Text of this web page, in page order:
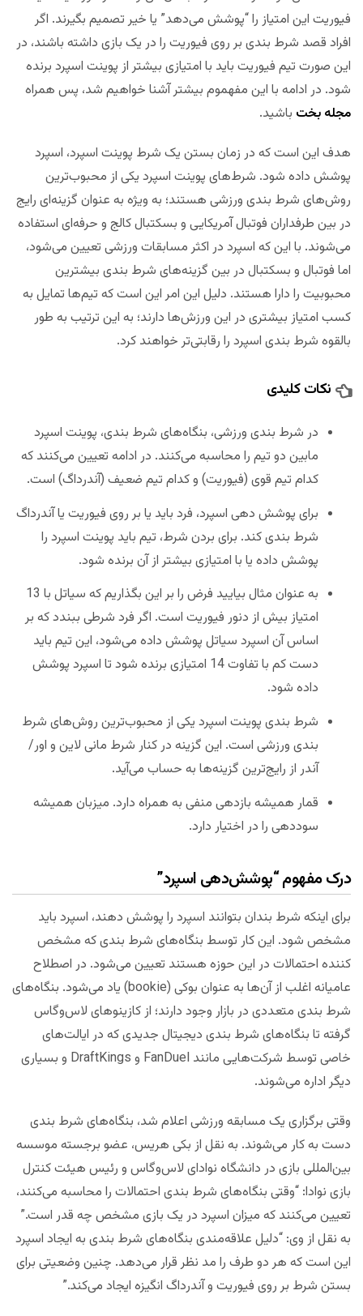
فیوریت این امتیاز را “پوشش می‌دهد” یا خیر تصمیم بگیرند. اگر
افراد قصد شرط بندی بر روی فیوریت را در یک بازی داشته باشند، در
این صورت تیم فیوریت باید با امتیازی بیشتر از پوینت اسپرد برنده
شود. در ادامه با این مفهموم بیشتر آشنا خواهیم شد، پس همراه
مجله بخت باشید.
هدف این است که در زمان بستن‌ یک شرط پوینت اسپرد، اسپرد
پوشش داده‌ شود. شرط‌های پوینت اسپرد یکی از محبوب‌ترین
روش‌های شرط بندی ورزشی هستند؛ به ویژه به عنوان گزینه‌‌ای رایج
در بین طرفداران فوتبال آمریکایی و بسکتبال کالج و حرفه‌ای استفاده
می‌شوند. با این که اسپرد در اکثر مسابقات ورزشی تعیین می‌شود،
اما فوتبال و بسکتبال در بین گزینه‌های شرط بندی بیشترین
محبوبیت را دارا هستند. دلیل این امر این است که تیم‌ها تمایل به
کسب امتیاز بیشتری در این ورزش‌ها دارند؛ به این ترتیب به طور
بالقوه شرط بندی اسپرد را رقابتی‌تر خواهند کرد.
نکات کلیدی
در شرط بندی ورزشی، بنگاه‌های شرط بندی، پوینت اسپرد
مابین دو تیم را محاسبه می‌کنند. در ادامه تعیین می‌کنند که
کدام تیم قوی (فیوریت) و کدام تیم ضعیف (آندرداگ) است.
برای پوشش دهی اسپرد، فرد باید یا بر روی فیوریت یا آندرداگ
شرط بندی کند. برای بردن‌ شرط، تیم باید پوینت اسپرد را
پوشش داده‌ یا با امتیازی بیشتر از آن برنده شود.
به عنوان مثال بیایید فرض را بر این بگذاریم که سیاتل با 13
امتیاز بیش از دنور فیوریت است. اگر فرد شرطی ببندد که بر
اساس آن اسپرد سیاتل پوشش داده‌ می‌شود، این تیم باید
دست کم با تفاوت 14 امتیازی برنده شود تا اسپرد پوشش
داده‌ شود.
شرط بندی پوینت اسپرد یکی از محبوب‌ترین روش‌های شرط
بندی ورزشی است. این گزینه در کنار شرط مانی لاین و اور/
آندر از رایج‌ترین گزینه‌ها به حساب می‌آید.
قمار همیشه بازدهی منفی به همراه دارد. میزبان همیشه
سوددهی را در اختیار دارد.
درک مفهوم “پوشش‌دهی اسپرد”
برای اینکه شرط بندان بتوانند اسپرد را پوشش دهند، اسپرد باید
مشخص شود. این کار توسط بنگاه‌های شرط بندی که مشخص
کننده احتمالات در این حوزه هستند تعیین می‌شود. در اصطلاح
عامیانه اغلب از آن‌ها به عنوان بوکی (bookie) یاد می‌شود. بنگاه‌های
شرط بندی متعددی در بازار وجود دارند؛ از کازینوهای لاس‌وگاس
گرفته‌ تا بنگاه‌های شرط بندی دیجیتال جدیدی که در ایالت‌های
خاصی توسط شرکت‌هایی مانند FanDuel و DraftKings و بسیاری
دیگر اداره می‌شوند.
وقتی برگزاری یک مسابقه ورزشی اعلام شد، بنگاه‌های شرط بندی
دست به کار می‌شوند. به نقل از بکی هریس، عضو برجسته موسسه
بین‌المللی بازی در دانشگاه نوادای لاس‌وگاس و رئیس هیئت کنترل
بازی نوادا: “وقتی بنگاه‌های شرط بندی احتمالات را محاسبه می‌کنند،
تعیین می‌کنند که میزان اسپرد در یک بازی مشخص چه قدر است.”
به نقل از وی: “دلیل علاقه‌مندی بنگاه‌های شرط بندی به ایجاد اسپرد
این است که هر دو طرف را مد نظر قرار می‌دهد. چنین وضعیتی برای
بستن‌ شرط بر روی فیوریت و آندرداگ انگیزه ایجاد می‌کند.”